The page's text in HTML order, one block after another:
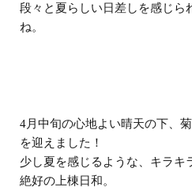
段々と夏らしい日差しを感じら
ね。
4月中旬の心地よい晴天の下、
を迎えました！
少し夏を感じるような、キラキ
絶好の上棟日和。